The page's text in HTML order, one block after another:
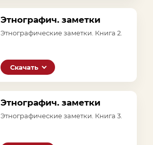
Этнографич. заметки
Этнографические заметки. Книга 2.
Скачать
Этнографич. заметки
Этнографические заметки. Книга 3.